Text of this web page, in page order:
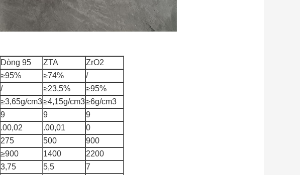
Dòng 95 ZTA
ZrO2
≥95% ≥74%
/
/ ≥23,5%
≥95%
≥3,65g/cm3≥4,15g/cm3≥6g/cm3
9 9
9
.00,02 .00,01
0
275 500
900
≥900 1400
2200
3,75 5,5
7